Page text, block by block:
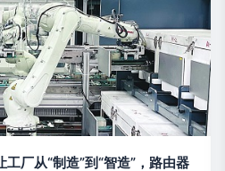
厂从“制造”到“智造”，路由器